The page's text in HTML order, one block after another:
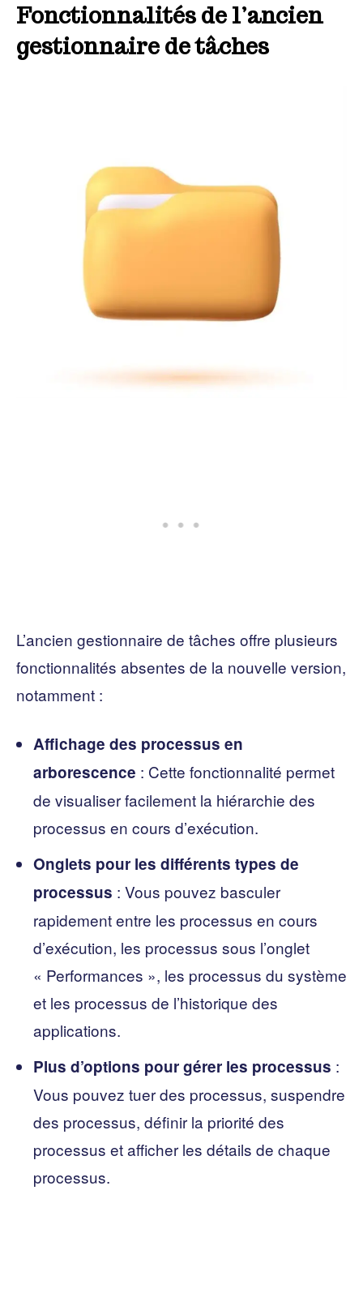
Fonctionnalités de l’ancien
gestionnaire de tâches
L’ancien gestionnaire de tâches offre plusieurs
fonctionnalités absentes de la nouvelle version,
notamment :
Affichage des processus en
arborescence : Cette fonctionnalité permet
de visualiser facilement la hiérarchie des
processus en cours d’exécution.
Onglets pour les différents types de
processus : Vous pouvez basculer
rapidement entre les processus en cours
d’exécution, les processus sous l’onglet
« Performances », les processus du système
et les processus de l’historique des
applications.
Plus d’options pour gérer les processus :
Vous pouvez tuer des processus, suspendre
des processus, définir la priorité des
processus et afficher les détails de chaque
processus.